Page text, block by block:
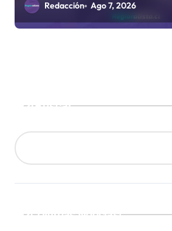
sanitarios
Redacción Ago 7, 2026
Buscar
¡Ultimas Noticias!